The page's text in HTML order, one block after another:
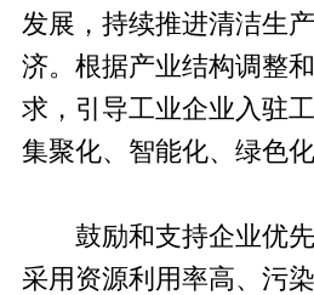
发展，持续推进清洁生
济。根据产业结构调整
求，引导工业企业入驻
集聚化、智能化、绿色化
鼓励和支持企业优先
采用资源利用率高、污